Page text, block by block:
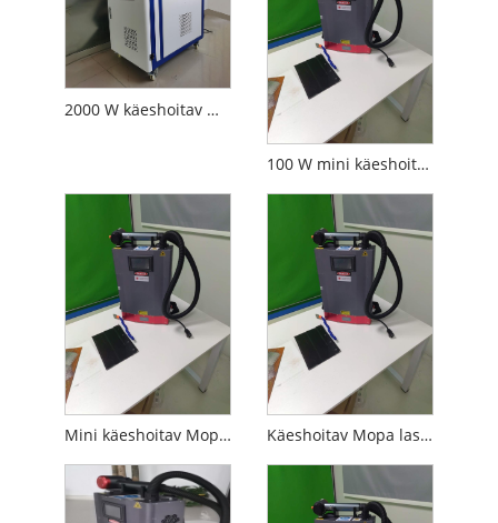
2000 W käeshoitav metallist laserroosteeemaldaja suur laserpuhastusmasin
100 W mini käeshoitav Mopa laserpuhastusmasin või metalliroosteõli
Mini käeshoitav Mopa laserpuhastusmasin või metallist roosteõli Käeshoitav Mopa laserpuhastusmasin või metallist roosteõlitolm